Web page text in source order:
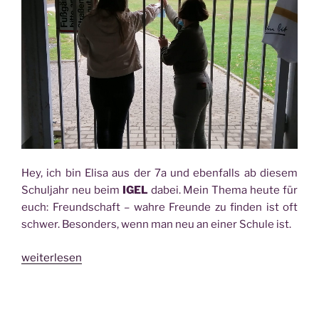
der 8a“
Hey, ich bin Eli­sa aus der 7a und eben­falls ab die­sem
Schul­jahr neu beim IGEL dabei. Mein The­ma heu­te für
euch: Freund­schaft – wah­re Freun­de zu fin­den ist oft
schwer. Beson­ders, wenn man neu an einer Schu­le ist.
„Tipps
weiterlesen